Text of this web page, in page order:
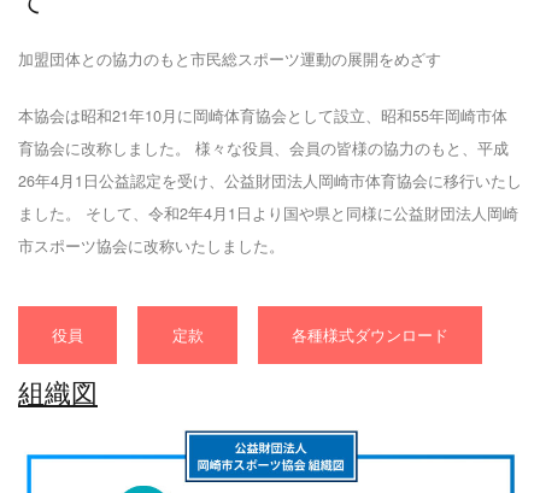
加盟団体との協力のもと市民総スポーツ運動の展開をめざす
本協会は昭和21年10月に岡崎体育協会として設立、昭和55年岡崎市体
育協会に改称しました。 様々な役員、会員の皆様の協力のもと、平成
26年4月1日公益認定を受け、公益財団法人岡崎市体育協会に移行いたし
ました。 そして、令和2年4月1日より国や県と同様に公益財団法人岡崎
市スポーツ協会に改称いたしました。
役員 定款 各種様式ダウンロード
組織図